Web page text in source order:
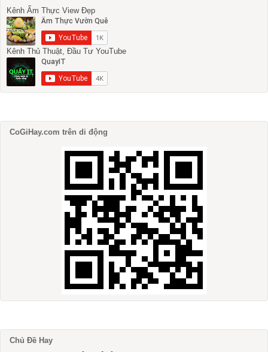
Kênh Ẩm Thực View Đẹp
Kênh Thủ Thuật, Đầu Tư YouTube
CoGiHay.com trên di động
Chủ Đề Hay